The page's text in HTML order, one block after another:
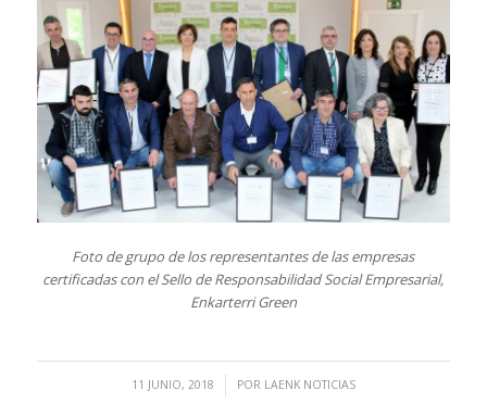
Foto de grupo de los representantes de las empresas
certificadas con el Sello de Responsabilidad Social Empresarial,
Enkarterri Green
11 JUNIO, 2018
/ POR LAENK NOTICIAS